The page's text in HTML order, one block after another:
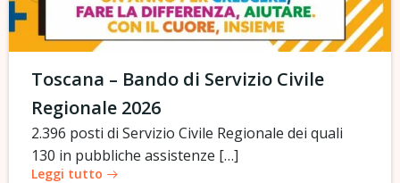
Toscana – Bando di Servizio Civile
Regionale 2026
2.396 posti di Servizio Civile Regionale dei quali
130 in pubbliche assistenze […]
Leggi tutto